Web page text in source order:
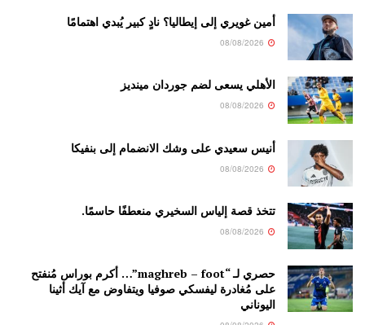
أمين غويري إلى إيطاليا؟ نادٍ كبير يُبدي اهتمامًا
الأهلي يسعى لضم جوردان مينديز
أنيس سعيدي على وشك الانضمام إلى بنفيكا
تتخذ قصة إلياس السخيري منعطفًا حاسمًا.
حصري لـ “maghreb – foot”… أكرم بوراس مُنفتح
على مُغادرة ليفسكي صوفيا ويتفاوض مع آيك أثينا
اليوناني